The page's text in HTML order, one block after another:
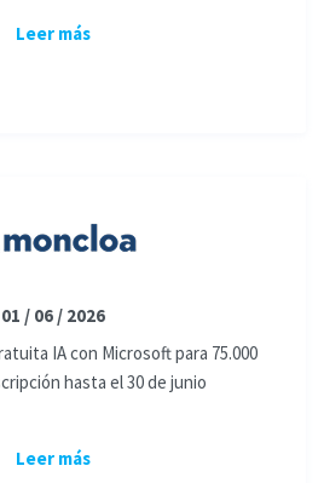
Leer más
01 / 06 / 2026
IA con Microsoft para 75.000
hasta el 30 de junio
Leer más